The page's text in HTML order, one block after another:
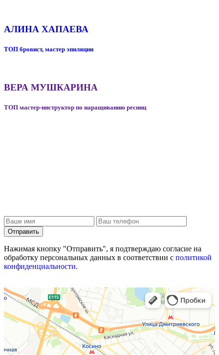
АЛИНА ХАПАЕВА
ТОП бровист, мастер эпиляции
ВЕРА МУШКАРИНА
ТОП мастер-инструктор по наращиванию ресниц
Отправить
Нажимая кнопку "Отправить", я подтверждаю согласие на
обработку персональных данных в соответствии с политикой
конфиденциальности.